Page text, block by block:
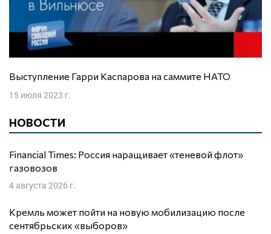
Выступление Гарри Каспарова на саммите НАТО
15 июля 2023 г.
НОВОСТИ
Financial Times: Россия наращивает «теневой флот»
газовозов
4 августа 2026 г.
Кремль может пойти на новую мобилизацию после
сентябрьских «выборов»